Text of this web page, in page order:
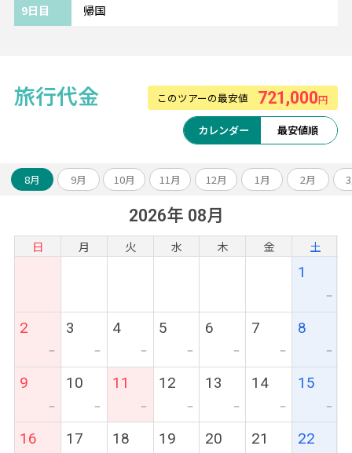
9日目 帰国
旅行代金 このツアーの最安値 721,000円
カレンダー 最安値順
8月 9月 10月 11月 12月 1月 2月
2026年 08月
日 月 火 水 木 金 土
1
ー
2
ー
3
ー
4
ー
5
ー
6
ー
7
ー
8
ー
9
ー
10
ー
11
ー
12
ー
13
ー
14
ー
15
ー
16 17 18 19 20 21 22